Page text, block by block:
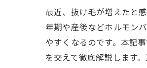
最近、抜け毛が増えたと
年期や産後などホルモン
やすくなるのです。本記
を交えて徹底解説します